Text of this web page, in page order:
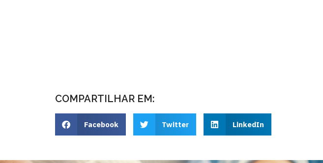
COMPARTILHAR EM:
Facebook Twitter LinkedIn